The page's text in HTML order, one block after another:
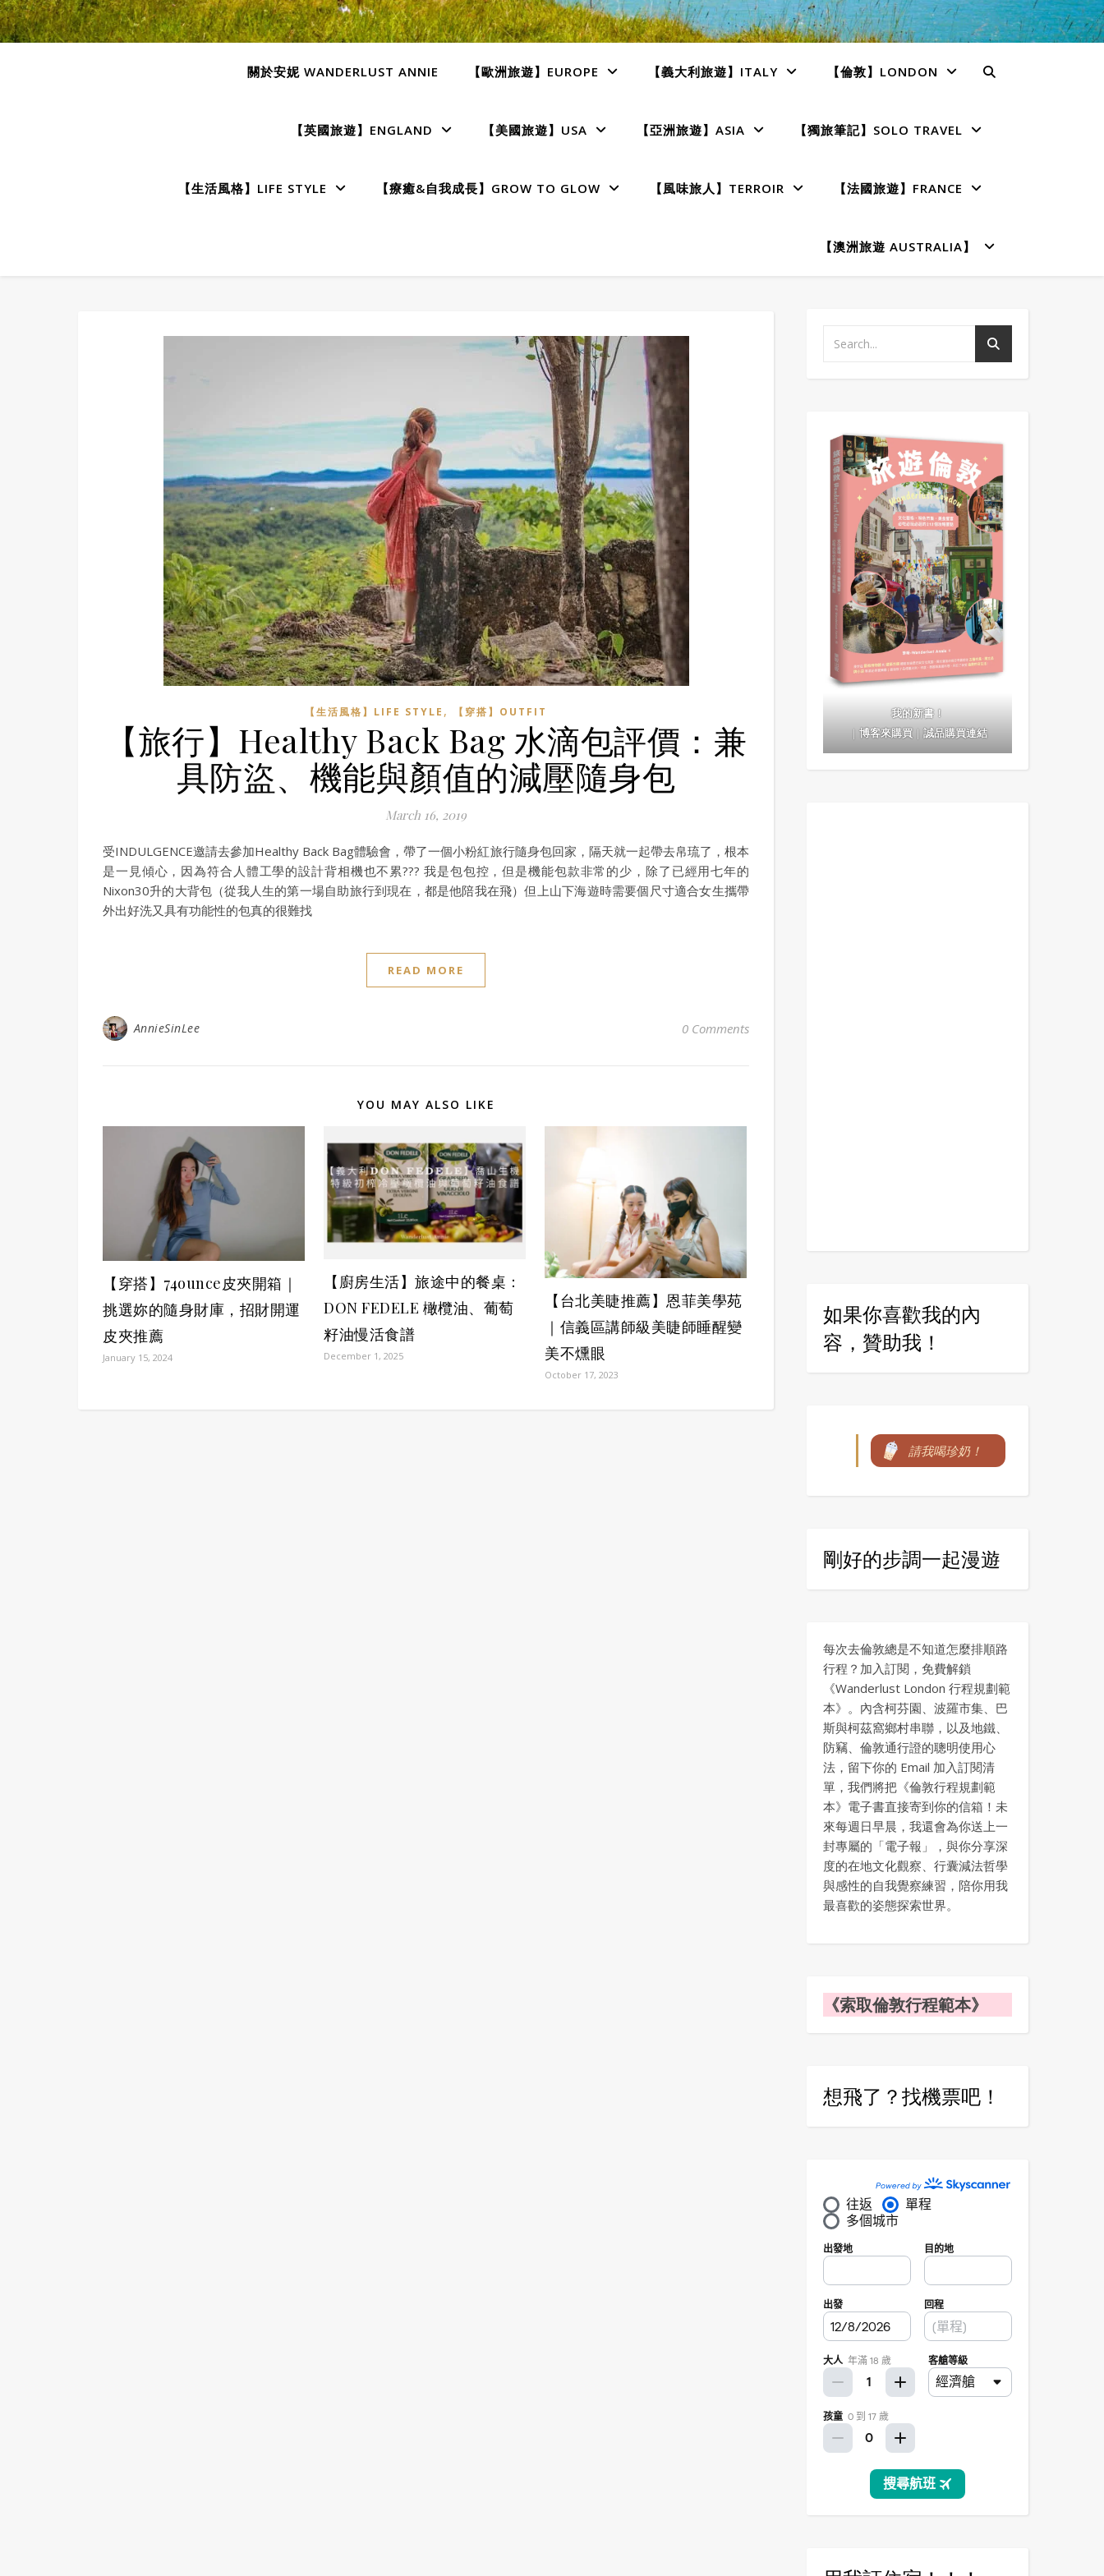
關於安妮 WANDERLUST ANNIE 【歐洲旅遊】EUROPE 【義大利旅遊】ITALY 【倫敦】LONDON
【英國旅遊】ENGLAND 【美國旅遊】USA 【亞洲旅遊】ASIA 【獨旅筆記】SOLO TRAVEL
【生活風格】LIFE STYLE 【療癒&自我成長】GROW TO GLOW 【風味旅人】TERROIR 【法國旅遊】FRANCE
【澳洲旅遊 AUSTRALIA】
【生活風格】LIFE STYLE , 【穿搭】OUTFIT
【旅行】Healthy Back Bag 水滴包評價：兼
具防盜、機能與顏值的減壓隨身包
March 16, 2019
受INDULGENCE邀請去參加Healthy Back Bag體驗會，帶了一個小粉紅旅行隨身包回家，隔天就一起帶去帛琉了，根本
是一見傾心，因為符合人體工學的設計背相機也不累??? 我是包包控，但是機能包款非常的少，除了已經用七年的
Nixon30升的大背包（從我人生的第一場自助旅行到現在，都是他陪我在飛）但上山下海遊時需要個尺寸適合女生攜帶
外出好洗又具有功能性的包真的很難找
READ MORE
AnnieSinLee 0 Comments
YOU MAY ALSO LIKE
【穿搭】74ounce皮夾開箱｜
挑選妳的隨身財庫，招財開運
皮夾推薦
January 15, 2024
【廚房生活】旅途中的餐桌：
DON FEDELE 橄欖油、葡萄
籽油慢活食譜
December 1, 2025
【台北美睫推薦】恩菲美學苑
｜信義區講師級美睫師睡醒變
美不燻眼
October 17, 2023
我的新書！
｜博客來購買｜誠品購買連結
如果你喜歡我的內
容，贊助我！
請我喝珍奶！
剛好的步調一起漫遊
每次去倫敦總是不知道怎麼排順路
行程？加入訂閱，免費解鎖
《Wanderlust London 行程規劃範
本》。內含柯芬園、波羅市集、巴
斯與柯茲窩鄉村串聯，以及地鐵、
防竊、倫敦通行證的聰明使用心
法，留下你的 Email 加入訂閱清
單，我們將把《倫敦行程規劃範
本》電子書直接寄到你的信箱！未
來每週日早晨，我還會為你送上一
封專屬的「電子報」，與你分享深
度的在地文化觀察、行囊減法哲學
與感性的自我覺察練習，陪你用我
最喜歡的姿態探索世界。
《索取倫敦行程範本》
想飛了？找機票吧！